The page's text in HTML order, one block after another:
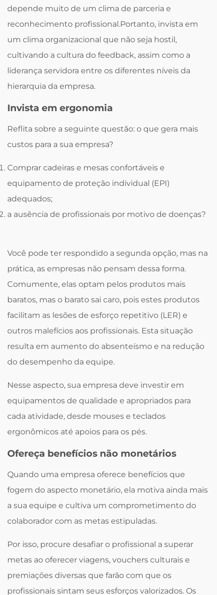
depende muito de um clima de parceria e
reconhecimento profissional.Portanto, invista em
um clima organizacional que não seja hostil,
cultivando a cultura do feedback, assim como a
liderança servidora entre os diferentes níveis da
hierarquia da empresa.
Invista em ergonomia
Reflita sobre a seguinte questão: o que gera mais
custos para a sua empresa?
Comprar cadeiras e mesas confortáveis e
equipamento de proteção individual (EPI)
adequados;
a ausência de profissionais por motivo de doenças?
Você pode ter respondido a segunda opção, mas na
prática, as empresas não pensam dessa forma.
Comumente, elas optam pelos produtos mais
baratos, mas o barato sai caro, pois estes produtos
facilitam as lesões de esforço repetitivo (LER) e
outros malefícios aos profissionais. Esta situação
resulta em aumento do absenteísmo e na redução
do desempenho da equipe.
Nesse aspecto, sua empresa deve investir em
equipamentos de qualidade e apropriados para
cada atividade, desde mouses e teclados
ergonômicos até apoios para os pés.
Ofereça benefícios não monetários
Quando uma empresa oferece benefícios que
fogem do aspecto monetário, ela motiva ainda mais
a sua equipe e cultiva um comprometimento do
colaborador com as metas estipuladas.
Por isso, procure desafiar o profissional a superar
metas ao oferecer viagens, vouchers culturais e
premiações diversas que farão com que os
profissionais sintam seus esforços valorizados. Os